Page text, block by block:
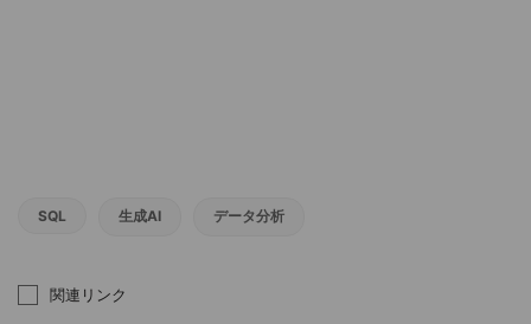
SQL 生成AI データ分析
関連リンク